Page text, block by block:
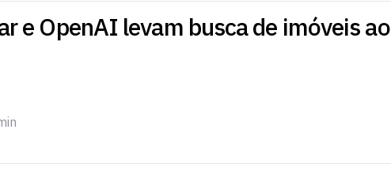
e OpenAI levam busca de imóveis ao